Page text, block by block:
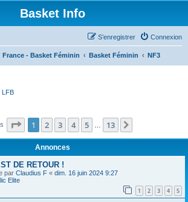
Basket Info
Connexion
S’enregistrer
France - Basket Féminin Basket Féminin NF3
LFB
Page 1sur13
1 2 3 4 5 13
Annonces
DE RETOUR !
par Claudius F « dim. 16 juin 2024 9:27
Elite
1 2 3 4 5